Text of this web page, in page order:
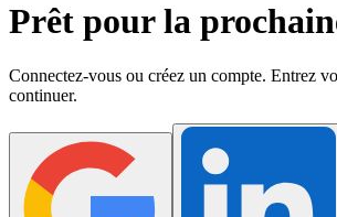
Prêt pour la
Connectez-vous ou créez un compte. Entrez
continuer.